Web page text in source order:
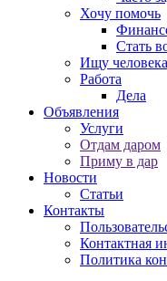
Хочу помочь
Стать
Ищу человека
Работа
Дела
Объявления
Услуги
Отдам даром
Приму в дар
Новости
Статьи
Контакты
Контактная
Политика